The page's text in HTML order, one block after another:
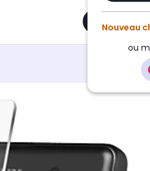
Nouveau
ou
Ajouter au